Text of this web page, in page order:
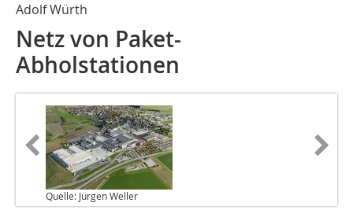
Adolf Würth
Netz von Paket-
Abholstationen
Quelle: Jürgen Weller